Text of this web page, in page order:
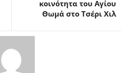
κοινότητα του Αγίου
Θωμά στο Τσέρι Χιλ